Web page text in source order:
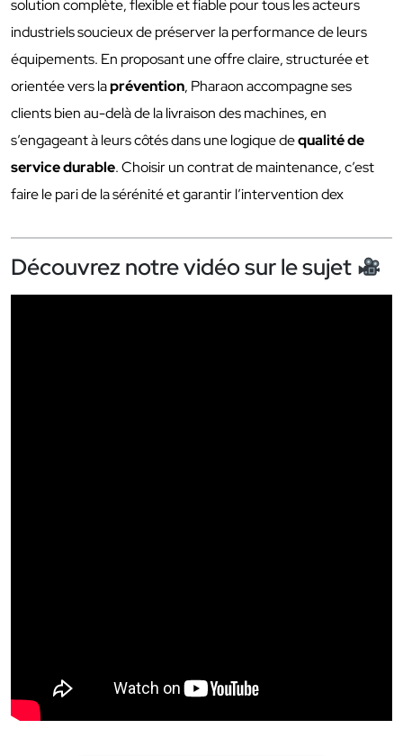
solution complète, flexible et fiable pour tous les acteurs
industriels soucieux de préserver la performance de leurs
équipements. En proposant une offre claire, structurée et
orientée vers laprévention, Pharaon accompagne ses
clients bien au-delà de la livraison des machines, en
s’engageant à leurs côtés dans une logique dequalité de
service durable. Choisir un contrat de maintenance, c’est
faire le pari de la sérénité et garantir l’intervention dex
Découvrez notre vidéo sur le sujet